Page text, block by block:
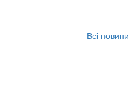
Всі новини